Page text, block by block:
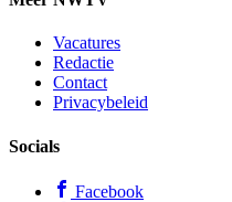
Vacatures
Redactie
Contact
Privacybeleid
Socials
Facebook